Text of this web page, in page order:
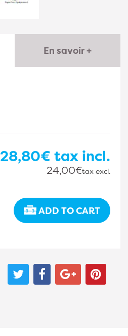
En savoir +
28,80€ tax incl.
24,00€tax excl.
ADD TO CART